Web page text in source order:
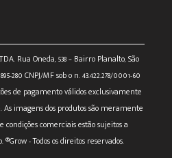
Rua Oneda, 538 – Bairro Planalto, São
280 CNPJ/MF sob o n. 43.422.278/0001-60
de pagamento válidos exclusivamente
imagens dos produtos são meramente
condições comerciais estão sujeitos a
- Todos os direitos reservados.